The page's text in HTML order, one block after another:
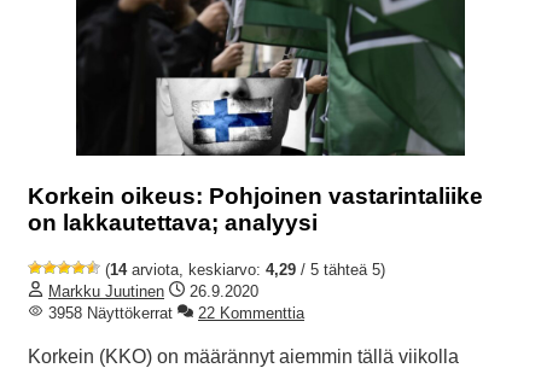
Korkein oikeus: Pohjoinen vastarintaliike
on lakkautettava; analyysi
(14arviota, keskiarvo: 4,29 / 5 tähteä 5)
Markku Juutinen
26.9.2020
3958 Näyttökerrat
22 Kommenttia
Korkein (KKO) on määrännyt aiemmin tällä viikolla